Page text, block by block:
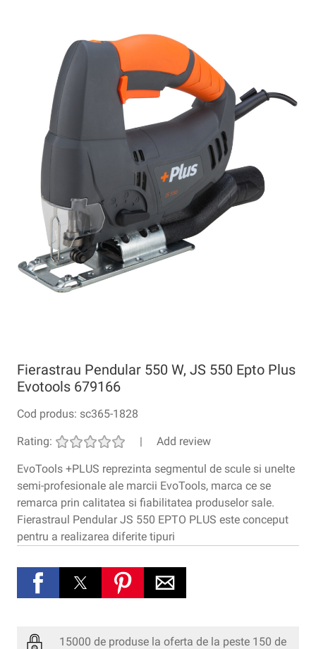
Fierastrau Pendular 550 W, JS 550 Epto Plus
Evotools 679166
Cod produs: sc365-1828
Rating: | Add review
EvoTools +PLUS reprezinta segmentul de scule si unelte
semi-profesionale ale marcii EvoTools, marca ce se
remarca prin calitatea si fiabilitatea produselor sale.
Fierastraul Pendular JS 550 EPTO PLUS este conceput
pentru a realizarea diferite tipuri
15000 de produse la oferta de la peste 150 de